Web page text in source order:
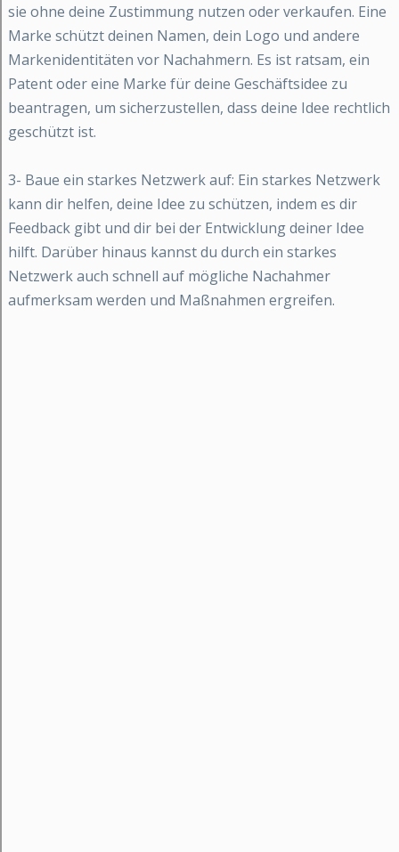
sie ohne deine Zustimmung nutzen oder verkaufen. Eine
Marke schützt deinen Namen, dein Logo und andere
Markenidentitäten vor Nachahmern. Es ist ratsam, ein
Patent oder eine Marke für deine Geschäftsidee zu
beantragen, um sicherzustellen, dass deine Idee rechtlich
geschützt ist.
3- Baue ein starkes Netzwerk auf: Ein starkes Netzwerk
kann dir helfen, deine Idee zu schützen, indem es dir
Feedback gibt und dir bei der Entwicklung deiner Idee
hilft. Darüber hinaus kannst du durch ein starkes
Netzwerk auch schnell auf mögliche Nachahmer
aufmerksam werden und Maßnahmen ergreifen.